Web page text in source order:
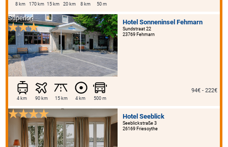
8 km 170 km 15 km 20 km 8 km 50 m
Hotel Sonneninsel Fehmarn
Sundstraat 22
23769 Fehmarn
Superior
4 km 90 km 15 km 4 km 500 m
94€ - 222€
Hotel Seeblick
Seeblickstraße 3
26169 Friesoythe